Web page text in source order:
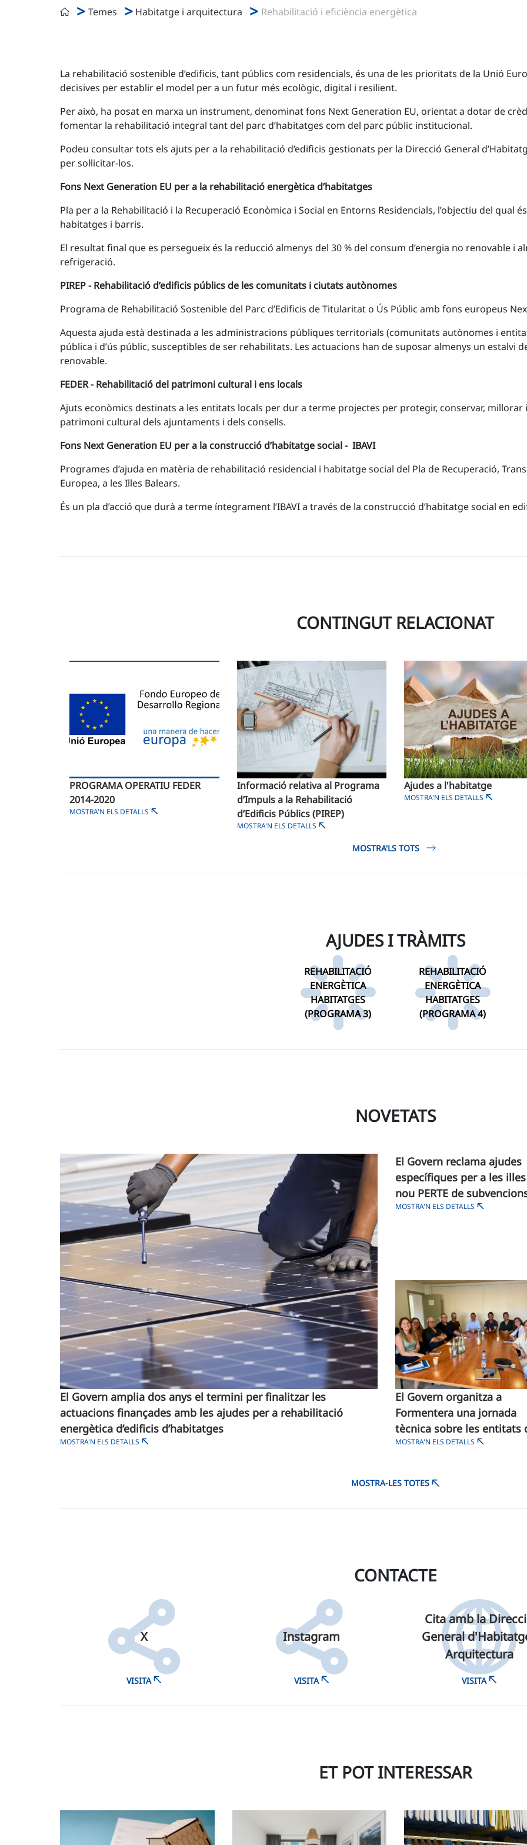
Temes Habitatge i arquitectura Rehabilitació i eficiència energètica
La rehabilitació sostenible d’edificis, tant públics com residencials, és una de les prioritats de la Unió
decisives per establir el model per a un futur més ecològic, digital i resilient.
Per això, ha posat en marxa un instrument, denominat fons Next Generation EU, orientat a dotar de
fomentar la rehabilitació integral tant del parc d’habitatges com del parc públic institucional.
Podeu consultar tots els ajuts per a la rehabilitació d’edificis gestionats per la Direcció General
per sol·licitar-los.
Fons Next Generation EU per a la rehabilitació energètica d’habitatges
Pla per a la Rehabilitació i la Recuperació Econòmica i Social en Entorns Residencials, l’objectiu del qual
habitatges i barris.
El resultat final que es persegueix és la reducció almenys del 30 % del consum d’energia no renovable i
refrigeració.
PIREP - Rehabilitació d’edificis públics de les comunitats i ciutats autònomes
Programa de Rehabilitació Sostenible del Parc d’Edificis de Titularitat o Ús Públic amb fons europeus
Aquesta ajuda està destinada a les administracions públiques territorials (comunitats autònomes i
pública i d’ús públic, susceptibles de ser rehabilitats. Les actuacions han de suposar almenys un estalvi
renovable.
FEDER - Rehabilitació del patrimoni cultural i ens locals
Ajuts econòmics destinats a les entitats locals per dur a terme projectes per protegir, conservar,
patrimoni cultural dels ajuntaments i dels consells.
Fons Next Generation EU per a la construcció d’habitatge social - IBAVI
Programes d’ajuda en matèria de rehabilitació residencial i habitatge social del Pla de Recuperació,
Europea, a les Illes Balears.
És un pla d’acció que durà a terme íntegrament l’IBAVI a través de la construcció d’habitatge social en
CONTINGUT RELACIONAT
PROGRAMA OPERATIU FEDER
2014-2020
MOSTRA'N ELS DETALLS
Informació relativa al Programa
d’Impuls a la Rehabilitació
d’Edificis Públics (PIREP)
MOSTRA'N ELS DETALLS
Ajudes a l'habitatge
MOSTRA'N ELS DETALLS
MOSTRA'LS TOTS
AJUDES I TRÀMITS
REHABILITACIÓ
ENERGÈTICA
HABITATGES
(PROGRAMA 3)
REHABILITACIÓ
ENERGÈTICA
HABITATGES
(PROGRAMA 4)
NOVETATS
El Govern amplia dos anys el termini per finalitzar les
actuacions finançades amb les ajudes per a rehabilitació
energètica d’edificis d’habitatges
MOSTRA'N ELS DETALLS
El Govern reclama ajudes
específiques per a les
nou PERTE de
estatals per a la
MOSTRA'N ELS DETALLS
El Govern organitza a
Formentera una jornada
tècnica sobre les entitats
certificació urbanística
MOSTRA'N ELS DETALLS
MOSTRA-LES TOTES
CONTACTE
X
VISITA
Instagram
VISITA
Cita amb la
General
Arquitectura
VISITA
ET POT INTERESSAR